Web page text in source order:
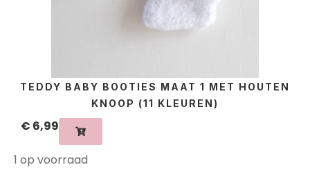
TEDDY BABY BOOTIES MAAT 1 MET HOUTEN
KNOOP (11 KLEUREN)
€ 6,99
1 op voorraad